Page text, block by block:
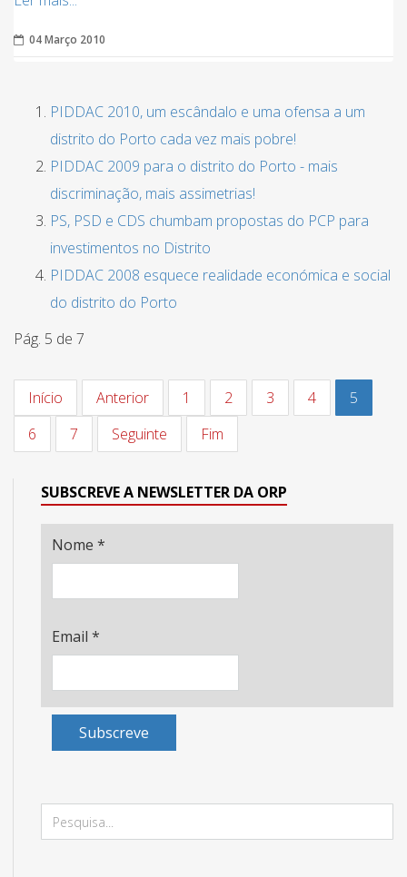
04 Março 2010
PIDDAC 2010, um escândalo e uma ofensa a um
distrito do Porto cada vez mais pobre!
PIDDAC 2009 para o distrito do Porto - mais
discriminação, mais assimetrias!
PS, PSD e CDS chumbam propostas do PCP para
investimentos no Distrito
PIDDAC 2008 esquece realidade económica e social
do distrito do Porto
Pág. 5 de 7
Início Anterior 1 2 3 4
5
6
7 Seguinte Fim
SUBSCREVE A NEWSLETTER DA ORP
Nome *
Email *
Subscreve